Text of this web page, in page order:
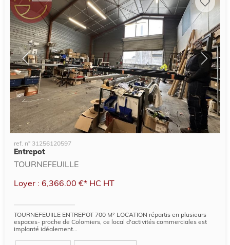
ref. n° 31256120597
Entrepot
TOURNEFEUILLE
Loyer : 6,366.00 €* HC HT
TOURNEFEUIILE ENTREPOT 700 M² LOCATION répartis en plusieurs
espaces- proche de Colomiers, ce local d'activités commerciales est
implanté idéalement...